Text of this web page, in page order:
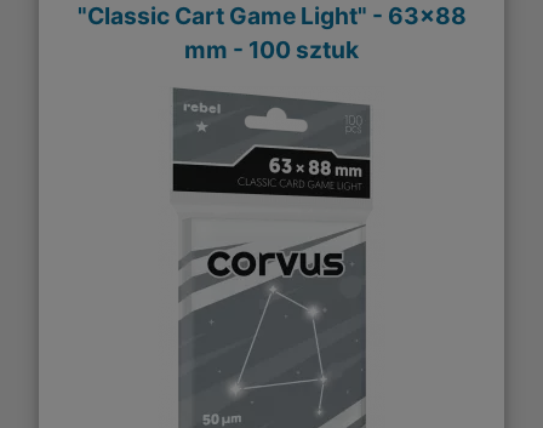
"Classic Cart Game Light" - 63x88
mm - 100 sztuk